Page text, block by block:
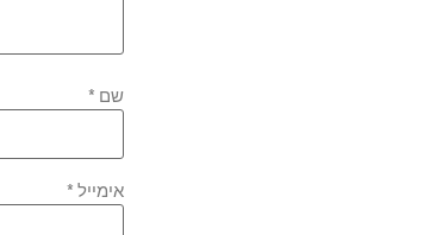
שם *
אימייל *